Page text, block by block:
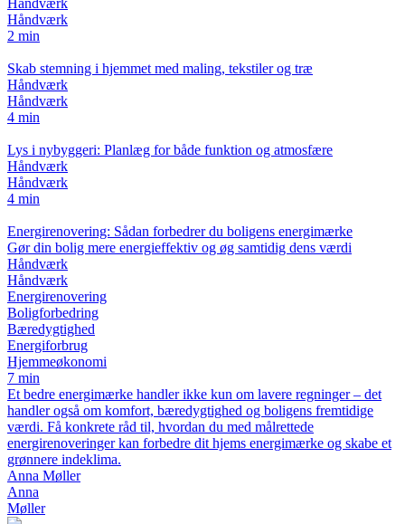
Håndværk
2 min
Skab stemning i hjemmet med maling, tekstiler og træ
Håndværk
Håndværk
4 min
Lys i nybyggeri: Planlæg for både funktion og atmosfære
Håndværk
Håndværk
4 min
Energirenovering: Sådan forbedrer du boligens energimærke
Gør din bolig mere energieffektiv og øg samtidig dens værdi
Håndværk
Håndværk
Energirenovering
Boligforbedring
Bæredygtighed
Energiforbrug
Hjemmeøkonomi
7 min
Et bedre energimærke handler ikke kun om lavere regninger – det
handler også om komfort, bæredygtighed og boligens fremtidige
værdi. Få konkrete råd til, hvordan du med målrettede
energirenoveringer kan forbedre dit hjems energimærke og skabe et
grønnere indeklima.
Anna Møller
Anna
Møller